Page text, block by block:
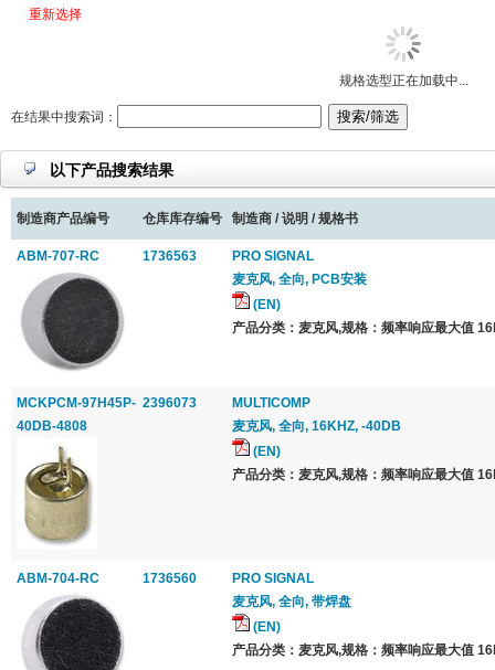
重新选择
规格选型正在加载中...
在结果中搜索词：
以下产品搜索结果
制造商产品编号 仓库库存编号 制造商 / 说明 / 规格书
ABM-707-RC 1736563
PRO SIGNAL
麦克风, 全向, PCB安装
(EN)
产品分类：麦克风,规格：频率响应最大值
MCKPCM-97H45P-
40DB-4808
2396073
MULTICOMP
麦克风, 全向, 16KHZ, -40DB
(EN)
产品分类：麦克风,规格：频率响应最大值
ABM-704-RC 1736560
PRO SIGNAL
麦克风, 全向, 带焊盘
(EN)
产品分类：麦克风,规格：频率响应最大值